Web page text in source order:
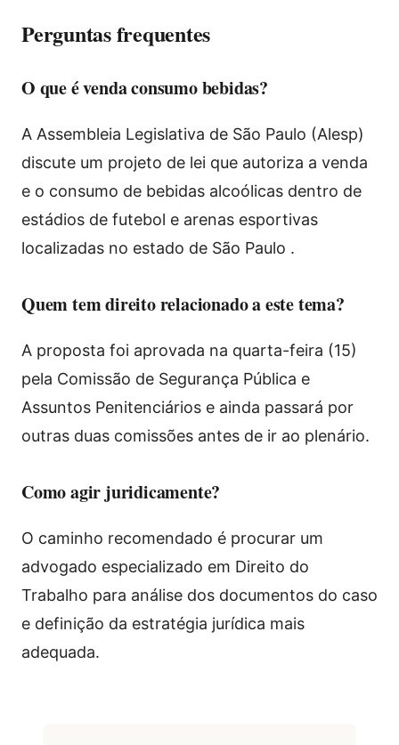
Perguntas frequentes
O que é venda consumo bebidas?
A Assembleia Legislativa de São Paulo (Alesp)
discute um projeto de lei que autoriza a venda
e o consumo de bebidas alcoólicas dentro de
estádios de futebol e arenas esportivas
localizadas no estado de São Paulo .
Quem tem direito relacionado a este tema?
A proposta foi aprovada na quarta-feira (15)
pela Comissão de Segurança Pública e
Assuntos Penitenciários e ainda passará por
outras duas comissões antes de ir ao plenário.
Como agir juridicamente?
O caminho recomendado é procurar um
advogado especializado em Direito do
Trabalho para análise dos documentos do caso
e definição da estratégia jurídica mais
adequada.